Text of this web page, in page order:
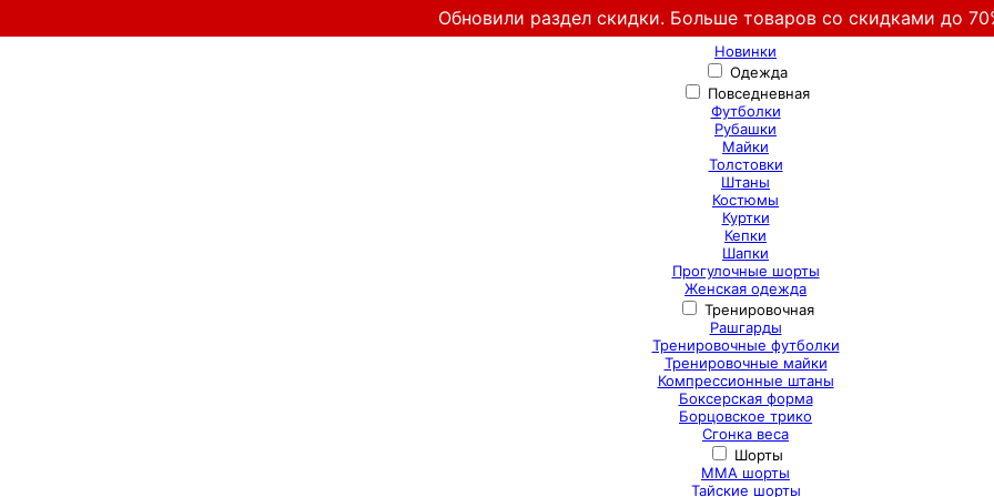
Обновили раздел скидки. Больше товаров со скидками до
Новинки
Одежда
Повседневная
Футболки
Рубашки
Майки
Толстовки
Штаны
Костюмы
Куртки
Кепки
Шапки
Прогулочные шорты
Женская одежда
Тренировочная
Рашгарды
Тренировочные футболки
Тренировочные майки
Компрессионные штаны
Боксерская форма
Борцовское трико
Сгонка веса
Шорты
ММА шорты
Тайские шорты